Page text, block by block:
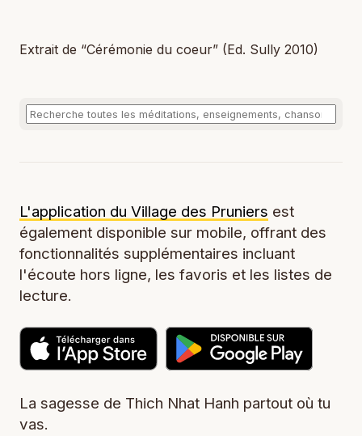
Extrait de “Cérémonie du coeur” (Ed. Sully 2010)
L'application du Village des Pruniers est
également disponible sur mobile, offrant des
fonctionnalités supplémentaires incluant
l'écoute hors ligne, les favoris et les listes de
lecture.
La sagesse de Thich Nhat Hanh partout où tu
vas.